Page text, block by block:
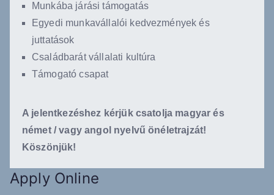
Munkába járási támogatás
Egyedi munkavállalói kedvezmények és
juttatások
Családbarát vállalati kultúra
Támogató csapat
A jelentkezéshez kérjük csatolja magyar és
német / vagy angol nyelvű önéletrajzát!
Köszönjük!
Apply Online